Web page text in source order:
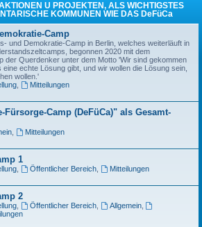
U PROJEKTEN, ALS WICHTIGSTES
KOMMUNEN WIE DAS DeFüCa
Camp
und Demokratie-Camp in Berlin, welches weiterläuft in
begonnen 2020 mit dem
der Querdenker unter dem Motto 'Wir sind gekommen
echte Lösung gibt, und wir wollen die Lösung sein,
wollen.'
,
Mitteilungen
Fürsorge-Camp (DeFüCa)" als Gesamt-
,
Mitteilungen
1
, Öffentlicher Bereich,
Mitteilungen
2
, Öffentlicher Bereich, Allgemein,